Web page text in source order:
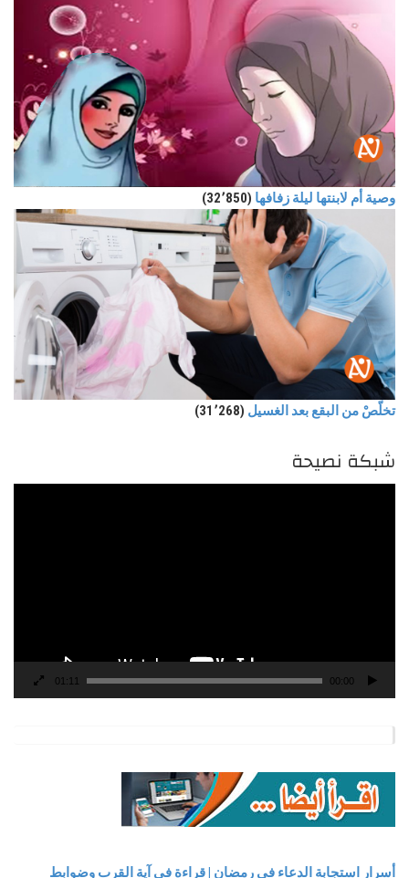
وصية أم لابنتها ليلة زفافها (32٬850)
تخلّصْ من البقع بعد الغسيل (31٬268)
شبكة نصيحة
00:00
01:11
أسرار استجابة الدعاء في رمضان | قراءة في آية القرب وضوابط